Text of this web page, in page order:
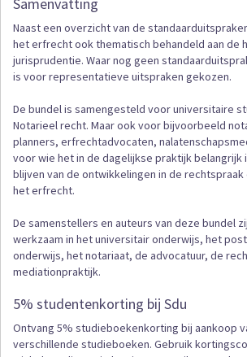
Samenvatting
Naast een overzicht van de
het erfrecht ook thematisch behandeld aan de
jurisprudentie. Waar nog geen
is voor representatieve uitspraken gekozen.
De bundel is samengesteld voor universitaire
Notarieel recht. Maar ook voor bijvoorbeeld
planners, erfrechtadvocaten,
voor wie het in de dagelijkse praktijk belangrijk
blijven van de ontwikkelingen in de
het erfrecht.
De samenstellers en auteurs van deze bundel
werkzaam in het universitair onderwijs, het
onderwijs, het notariaat, de advocatuur, de
mediationpraktijk.
5% studentenkorting bij Sdu
Ontvang 5% studieboekenkorting bij aankoop
verschillende studieboeken. Gebruik